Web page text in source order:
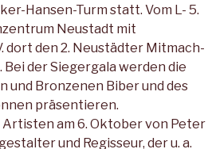
Hansen-Turm statt. Vom L- 5.
Neustadt mit
dort den 2. Neustädter Mitmach-
Bei der Siegergala werden die
und Bronzenen Biber und des
präsentieren.
am 6. Oktober von Peter
und Regisseur, der u. a.